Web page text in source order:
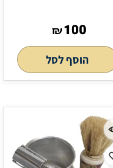
₪100
הוסף לסל